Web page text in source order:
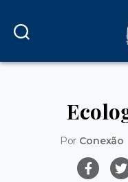
Por Conexão